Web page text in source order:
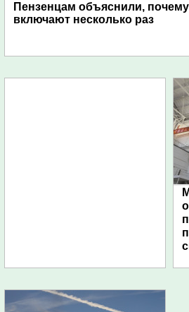
Пензенцам объяснили,
включают несколько раз